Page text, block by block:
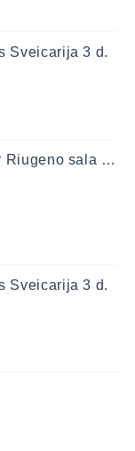
Šveicarija 3 d.
Šiaurės Vokietijos Hanzos miestai ir Riugeno sala 4 d.
Šveicarija 3 d.